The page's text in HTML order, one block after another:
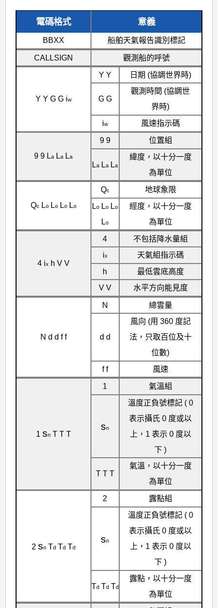
電碼格式 意義
BBXX 船舶天氣報告識別標記
CALLSIGN 觀測船的呼號
Y Y G G iw
Y Y 日期 (協調世界時)
G G
觀測時間 (協調世
界時)
iw 風速指示碼
9 9 La La La
9 9 位置組
La La La
緯度，以十分一度
為單位
Qc LoLoLoLo
Qc
地球象限
Lo Lo Lo
Lo
經度，以十分一度
為單位
4 ix h V V
4
不包括降水量組
ix
天氣組指示碼
h
最低雲底高度
V V
水平方向能見度
N d d f f
N 總雲量
d d
風向 (用 360 度記
法，只取百位及十
位數)
f f
風速
1 snT T T
1 氣溫組
sn
溫度正負號標記 ( 0
表示攝氏 0 度或以
上，1 表示 0 度以
下 )
T T T
氣溫，以十分一度
為單位
2 snTdTdTd
2 露點組
sn
溫度正負號標記 ( 0
表示攝氏 0 度或以
上，1 表示 0 度以
下 )
TdTdTd
露點，以十分一度
為單位